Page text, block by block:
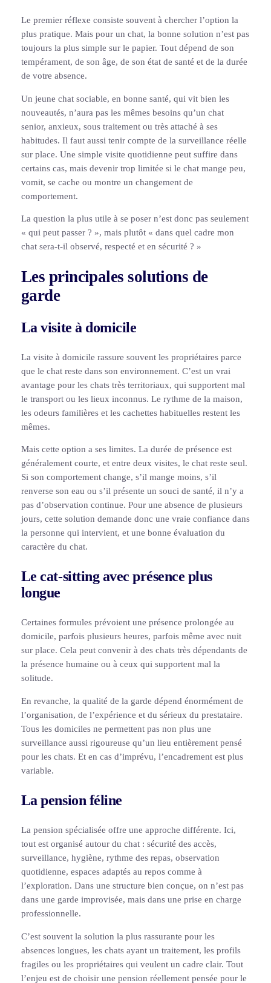
Le premier réflexe consiste souvent à chercher l’option la
plus pratique. Mais pour un chat, la bonne solution n’est pas
toujours la plus simple sur le papier. Tout dépend de son
tempérament, de son âge, de son état de santé et de la durée
de votre absence.
Un jeune chat sociable, en bonne santé, qui vit bien les
nouveautés, n’aura pas les mêmes besoins qu’un chat
senior, anxieux, sous traitement ou très attaché à ses
habitudes. Il faut aussi tenir compte de la surveillance réelle
sur place. Une simple visite quotidienne peut suffire dans
certains cas, mais devenir trop limitée si le chat mange peu,
vomit, se cache ou montre un changement de
comportement.
La question la plus utile à se poser n’est donc pas seulement
« qui peut passer ? », mais plutôt « dans quel cadre mon
chat sera-t-il observé, respecté et en sécurité ? »
Les principales solutions de
garde
La visite à domicile
La visite à domicile rassure souvent les propriétaires parce
que le chat reste dans son environnement. C’est un vrai
avantage pour les chats très territoriaux, qui supportent mal
le transport ou les lieux inconnus. Le rythme de la maison,
les odeurs familières et les cachettes habituelles restent les
mêmes.
Mais cette option a ses limites. La durée de présence est
généralement courte, et entre deux visites, le chat reste seul.
Si son comportement change, s’il mange moins, s’il
renverse son eau ou s’il présente un souci de santé, il n’y a
pas d’observation continue. Pour une absence de plusieurs
jours, cette solution demande donc une vraie confiance dans
la personne qui intervient, et une bonne évaluation du
caractère du chat.
Le cat-sitting avec présence plus
longue
Certaines formules prévoient une présence prolongée au
domicile, parfois plusieurs heures, parfois même avec nuit
sur place. Cela peut convenir à des chats très dépendants de
la présence humaine ou à ceux qui supportent mal la
solitude.
En revanche, la qualité de la garde dépend énormément de
l’organisation, de l’expérience et du sérieux du prestataire.
Tous les domiciles ne permettent pas non plus une
surveillance aussi rigoureuse qu’un lieu entièrement pensé
pour les chats. Et en cas d’imprévu, l’encadrement est plus
variable.
La pension féline
La pension spécialisée offre une approche différente. Ici,
tout est organisé autour du chat : sécurité des accès,
surveillance, hygiène, rythme des repas, observation
quotidienne, espaces adaptés au repos comme à
l’exploration. Dans une structure bien conçue, on n’est pas
dans une garde improvisée, mais dans une prise en charge
professionnelle.
C’est souvent la solution la plus rassurante pour les
absences longues, les chats ayant un traitement, les profils
fragiles ou les propriétaires qui veulent un cadre clair. Tout
l’enjeu est de choisir une pension réellement pensée pour le